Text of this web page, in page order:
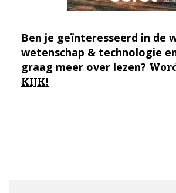
Ben je geïnteresseerd in de
wetenschap & technologie
graag meer over lezen?
KIJK!